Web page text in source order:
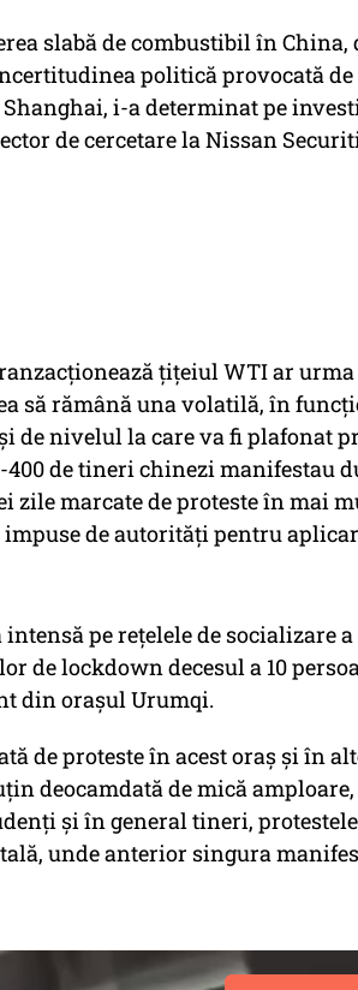
slabă de combustibil în China,
politică provocată de
i-a determinat pe
de cercetare la Nissan
ţiţeiul WTI ar urma
să rămână una volatilă, în
de nivelul la care va fi plafonat
400 de tineri chinezi manifestau
zile marcate de proteste în mai
de autorităţi pentru
pe reţelele de socializare
de lockdown decesul a 10
din oraşul Urumqi.
de proteste în acest oraş şi în
deocamdată de mică
şi în general tineri,
unde anterior singura